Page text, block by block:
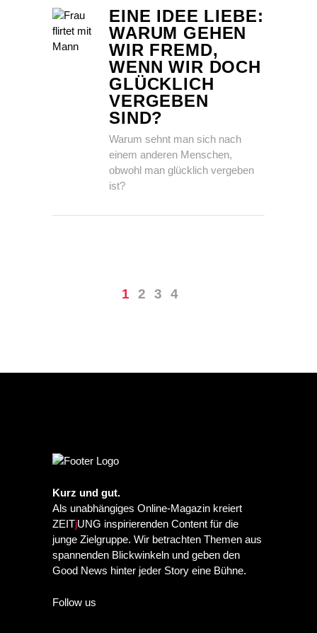
EINE IDEE LIEBE:
WARUM GEHEN
WIR FREMD,
WENN WIR DOCH
GLÜCKLICH
VERGEBEN
SIND?
Warum sehnt man sich nach
einem anderen Menschen,
obwohl man glücklich vergeben
ist?
1 2 3 4
Kurz und gut.
Als unabhängiges Online-Magazin kreiert
ZEITjUNG inspirierenden Content für die
junge Zielgruppe. Wir betrachten Themen aus
spannenden Blickwinkeln und geben den
Good News hinter jeder Story eine Bühne.
Follow us